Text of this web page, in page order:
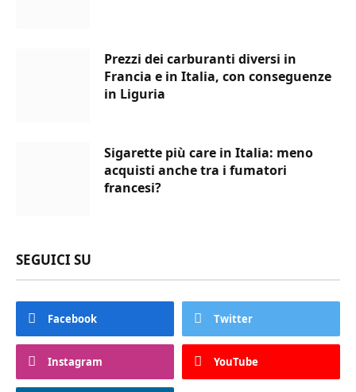
Prezzi dei carburanti diversi in
Francia e in Italia, con conseguenze
in Liguria
Sigarette più care in Italia: meno
acquisti anche tra i fumatori
francesi?
SEGUICI SU
Facebook Twitter
Instagram YouTube